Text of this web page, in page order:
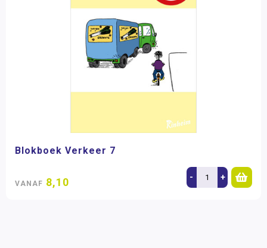
Blokboek Verkeer 7
VANAF 8,10 - +